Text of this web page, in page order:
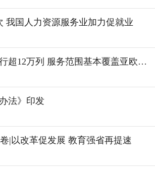
我国人力资源服务业加力促就业
中欧班列累计开行超12万列 服务范围基本覆盖亚欧全境
法》印发
|以改革促发展 教育强省再提速